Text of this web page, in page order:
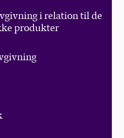
i relation til de
produkter